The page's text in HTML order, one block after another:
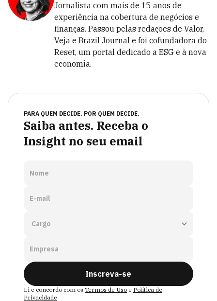
Jornalista com mais de 15 anos de
experiência na cobertura de negócios e
finanças. Passou pelas redações de Valor,
Veja e Brazil Journal e foi cofundadora do
Reset, um portal dedicado a ESG e à nova
economia.
PARA QUEM DECIDE. POR QUEM DECIDE.
Saiba antes. Receba o
Insight no seu email
Nome
E-mail
Empresa
Inscreva-se
Li e concordo com os Termos de Uso e Política de
Privacidade